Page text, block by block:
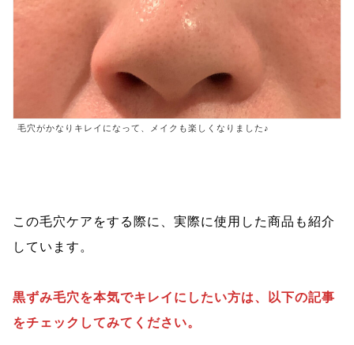
毛穴がかなりキレイになって、メイクも楽しくなりました♪
この毛穴ケアをする際に、実際に使用した商品も紹介
しています。
黒ずみ毛穴を本気でキレイにしたい方は、以下の記事
をチェックしてみてください。